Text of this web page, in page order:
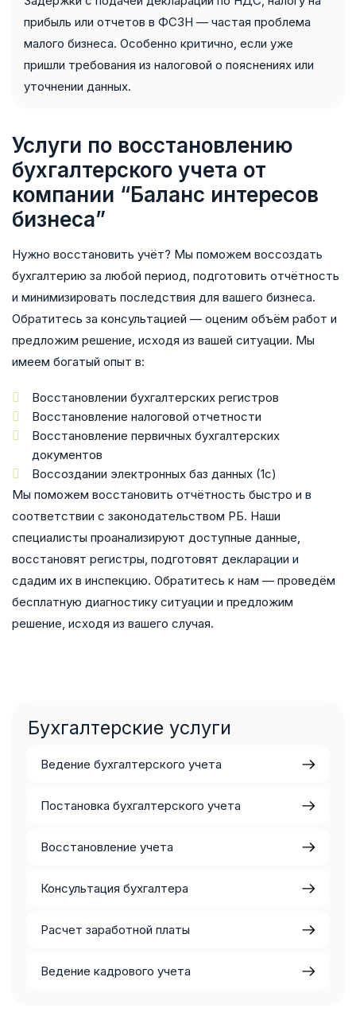
прибыль или отчетов в ФСЗН — частая проблема
малого бизнеса. Особенно критично, если уже
пришли требования из налоговой о пояснениях или
уточнении данных.
Услуги по восстановлению
бухгалтерского учета от
компании “Баланс интересов
бизнеса”
Нужно восстановить учёт? Мы поможем воссоздать
бухгалтерию за любой период, подготовить отчётность
и минимизировать последствия для вашего бизнеса.
Обратитесь за консультацией — оценим объём работ и
предложим решение, исходя из вашей ситуации. Мы
имеем богатый опыт в:
Восстановлении бухгалтерских регистров
Восстановление налоговой отчетности
Восстановление первичных бухгалтерских
документов
Воссоздании электронных баз данных (1с)
Мы поможем восстановить отчётность быстро и в
соответствии с законодательством РБ. Наши
специалисты проанализируют доступные данные,
восстановят регистры, подготовят декларации и
сдадим их в инспекцию. Обратитесь к нам — проведём
бесплатную диагностику ситуации и предложим
решение, исходя из вашего случая.
Бухгалтерские услуги
Ведение бухгалтерского учета
Постановка бухгалтерского учета
Восстановление учета
Консультация бухгалтера
Расчет заработной платы
Ведение кадрового учета